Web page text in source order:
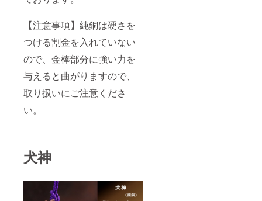
【注意事項】純銅は硬さを
つける割金を入れていない
ので、金棒部分に強い力を
与えると曲がりますので、
取り扱いにご注意くださ
い。
犬神